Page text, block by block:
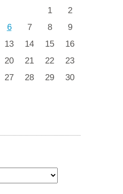
1
2
6 7 8
9
13 14 15
16
20 21 22
23
27 28 29
30